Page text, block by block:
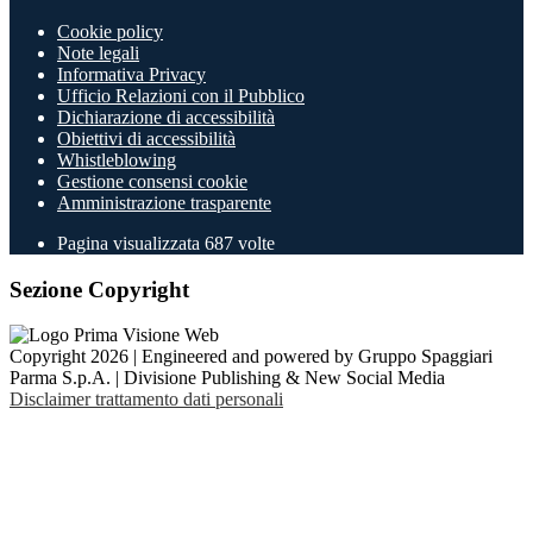
Cookie policy
Note legali
Informativa Privacy
Ufficio Relazioni con il Pubblico
Dichiarazione di accessibilità
Obiettivi di accessibilità
Whistleblowing
Gestione consensi cookie
Amministrazione trasparente
Pagina visualizzata 687 volte
Sezione Copyright
Copyright 2026 | Engineered and powered by Gruppo Spaggiari
Parma S.p.A. | Divisione Publishing & New Social Media
Disclaimer trattamento dati personali